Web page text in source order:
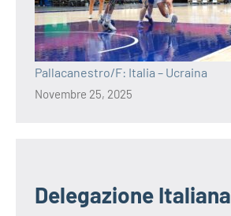
Pallacanestro/F: Italia – Ucraina
Novembre 25, 2025
Delegazione Italiana